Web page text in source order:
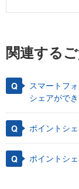
関連する
スマートフ
シェアができ
ポイントシ
ポイントシ